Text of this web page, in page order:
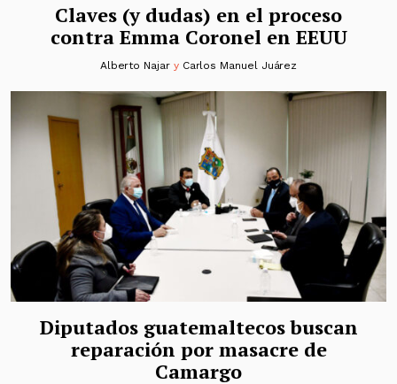
Claves (y dudas) en el proceso
contra Emma Coronel en EEUU
Alberto Najary Carlos Manuel Juárez
Diputados guatemaltecos buscan
reparación por masacre de
Camargo